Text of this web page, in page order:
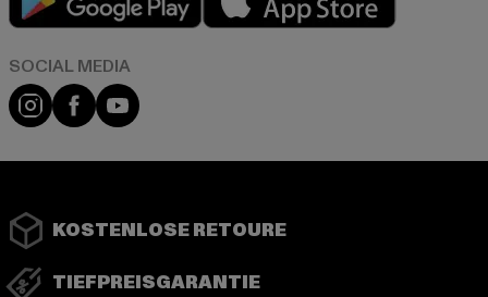
Instagram
FacebookYouTube
KOSTENLOSE RETOURE
TIEFPREISGARANTIE